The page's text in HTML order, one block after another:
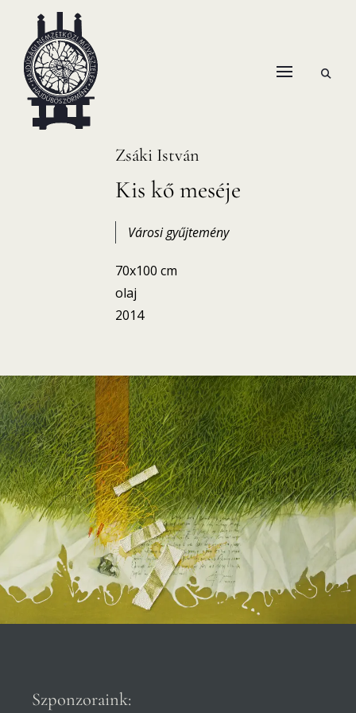
content
HANEMA – Hajdúsági Nemzetközi Művésztelep
open
Zsáki István
Kis kő meséje
Városi gyűjtemény
70x100 cm
olaj
2014
Szponzoraink: